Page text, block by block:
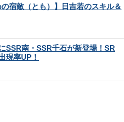
宿敵（とも）】日吉若のスキル＆
SSR南・SSR千石が新登場！SR
現率UP！